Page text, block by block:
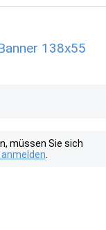
138x55
müssen Sie sich